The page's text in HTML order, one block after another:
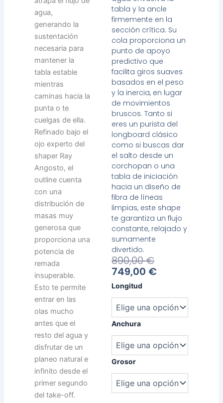
tabla y la ancle
firmemente en la
sección crítica. Su
cola proporciona un
punto de apoyo
predictivo que
facilita giros suaves
basados en el peso
y la inercia, en lugar
de movimientos
bruscos. Tanto si
eres un purista del
longboard clásico
como si buscas dar
el salto desde un
corchopan o una
tabla de iniciación
hacia un diseño de
fibra de líneas
limpias, este shape
te garantiza un flujo
constante, relajado y
sumamente
divertido.
890,00€
890,00 €.
749,00 €Precio
749,00 €.
Longitud
Anchura
Grosor
Bamba
cantidad
agua,
generando la
sustentación
necesaria para
mantener la
tabla estable
mientras
caminas hacia la
punta o te
cuelgas de ella.
Refinado bajo el
ojo experto del
shaper Ray
Angosto, el
outline cuenta
con una
distribución de
masas muy
generosa que
proporciona una
potencia de
remada
insuperable.
Esto te permite
entrar en las
olas mucho
antes que el
resto del agua y
disfrutar de un
planeo natural e
infinito desde el
primer segundo
del take-off.